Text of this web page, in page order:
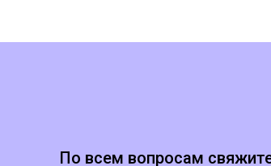
По всем вопросам